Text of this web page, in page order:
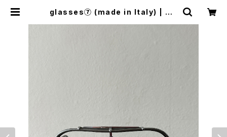
glasses⑦ (made in Italy) | wo